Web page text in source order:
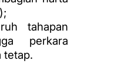
tahapan
perkara
tetap.